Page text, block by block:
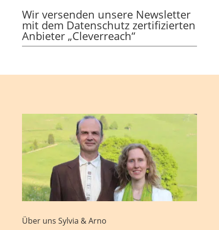
Wir versenden unsere Newsletter
mit dem Datenschutz zertifizierten
Anbieter „Cleverreach“
Über uns Sylvia & Arno